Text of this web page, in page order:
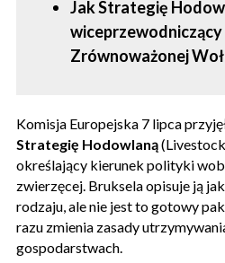
Jak Strategię
Zrównoważonej
Komisja Europejska 7 lipca
Strategię Hodowlaną
określający kierunek polityki
zwierzęcej. Bruksela opisuje ją
rodzaju, ale nie jest to gotowy
razu zmienia zasady
gospodarstwach.